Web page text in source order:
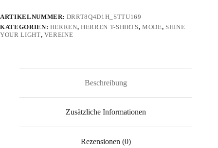
Organic
Shirt
2.0
ARTIKELNUMMER: DRRT8Q4D1H_STTU169
KATEGORIEN: HERREN,HERREN T-SHIRTS,MODE, SHINE
YOUR LIGHT, VEREINE
Beschreibung
Zusätzliche Informationen
Rezensionen (0)